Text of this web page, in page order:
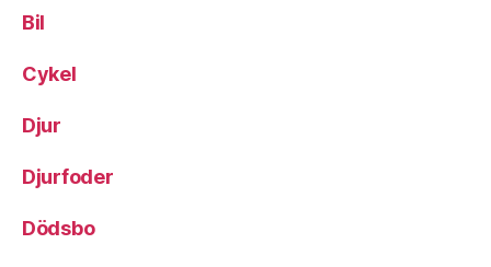
Bil
Cykel
Djur
Djurfoder
Dödsbo